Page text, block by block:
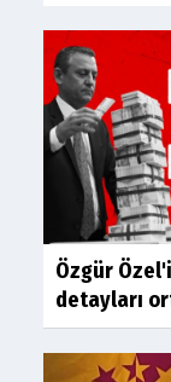
Özgür
detayları